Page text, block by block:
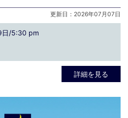
更新日：2026年07月07日
日/5:30 pm
詳細を見る